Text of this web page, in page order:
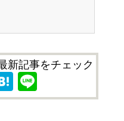
新記事をチェック
Hatena